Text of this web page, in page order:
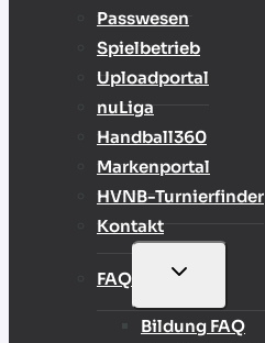
Passwesen
Spielbetrieb
Uploadportal
nuLiga
Handball360
Markenportal
HVNB-Turnierfinder
Kontakt
FAQ
UNTERMENÜ
Bildung FAQ